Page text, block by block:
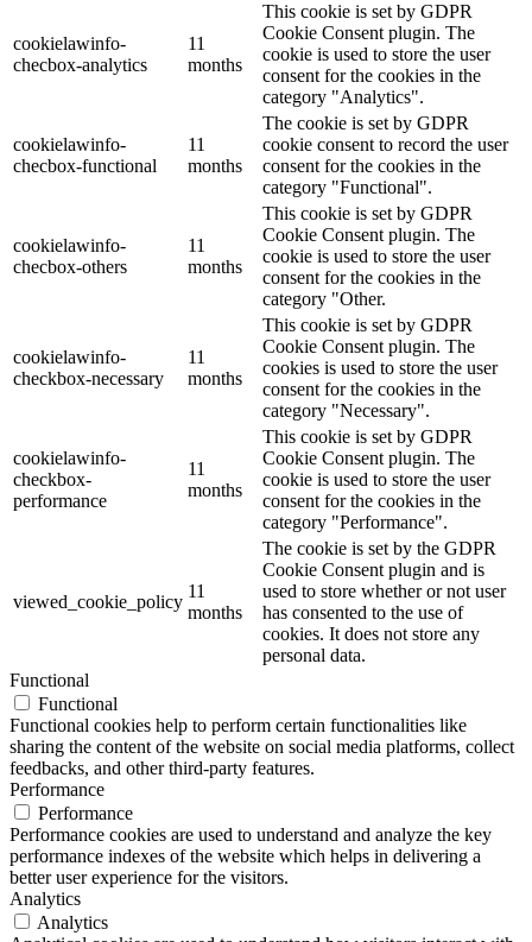
cookielawinfo-
checbox-analytics
11
months
This cookie is set by GDPR
Cookie Consent plugin. The
cookie is used to store the user
consent for the cookies in the
category "Analytics".
cookielawinfo-
checbox-functional
11
months
The cookie is set by GDPR
cookie consent to record the user
consent for the cookies in the
category "Functional".
cookielawinfo-
checbox-others
11
months
This cookie is set by GDPR
Cookie Consent plugin. The
cookie is used to store the user
consent for the cookies in the
category "Other.
cookielawinfo-
checkbox-necessary
11
months
This cookie is set by GDPR
Cookie Consent plugin. The
cookies is used to store the user
consent for the cookies in the
category "Necessary".
cookielawinfo-
checkbox-
performance
11
months
This cookie is set by GDPR
Cookie Consent plugin. The
cookie is used to store the user
consent for the cookies in the
category "Performance".
viewed_cookie_policy
11
months
The cookie is set by the GDPR
Cookie Consent plugin and is
used to store whether or not user
has consented to the use of
cookies. It does not store any
personal data.
Functional
Functional
Functional cookies help to perform certain functionalities like
sharing the content of the website on social media platforms, collect
feedbacks, and other third-party features.
Performance
Performance
Performance cookies are used to understand and analyze the key
performance indexes of the website which helps in delivering a
better user experience for the visitors.
Analytics
Analytics